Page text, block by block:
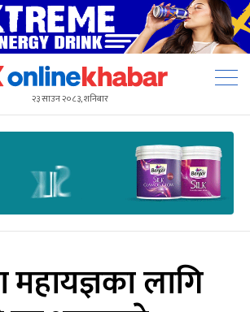
२३ साउन २०८३, शनिबार
महायज्ञका लागि